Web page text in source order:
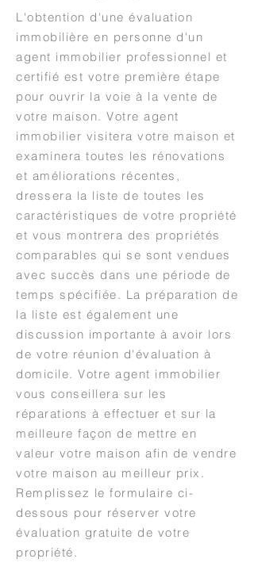
L'obtention d'une évaluation
immobilière en personne d'un
agent immobilier professionnel et
certifié est votre première étape
pour ouvrir la voie à la vente de
votre maison. Votre agent
immobilier visitera votre maison et
examinera toutes les rénovations
et améliorations récentes,
dressera la liste de toutes les
caractéristiques de votre propriété
et vous montrera des propriétés
comparables qui se sont vendues
avec succès dans une période de
temps spécifiée. La préparation de
la liste est également une
discussion importante à avoir lors
de votre réunion d'évaluation à
domicile. Votre agent immobilier
vous conseillera sur les
réparations à effectuer et sur la
meilleure façon de mettre en
valeur votre maison afin de vendre
votre maison au meilleur prix.
Remplissez le formulaire ci-
dessous pour réserver votre
évaluation gratuite de votre
propriété.